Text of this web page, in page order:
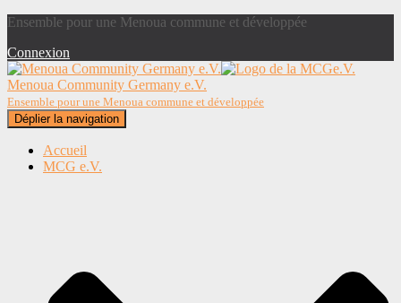
Ensemble pour une Menoua commune et développée
Connexion
Menoua Community Germany e.V.
Ensemble pour une Menoua commune et développée
Déplier la navigation
Accueil
MCG e.V.